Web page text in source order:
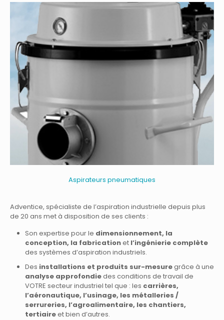
Aspirateurs pneumatiques
Adventice, spécialiste de l’aspiration industrielle depuis plus
de 20 ans met à disposition de ses clients :
Son expertise pour le dimensionnement, la
conception, la fabricationet l’ingénierie complète
des systèmes d’aspiration industriels.
Des installations et produits sur-mesuregrâce à une
analyse approfondiedes conditions de travail de
VOTRE secteur industriel tel que : les carrières,
l’aéronautique, l’usinage, les métalleries /
serrureries, l’agroalimentaire, les chantiers,
tertiaireet bien d’autres.